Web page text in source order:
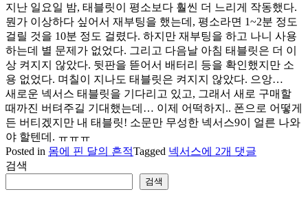
지난 일요일 밤, 태블릿이 평소보다 훨씬 더 느리게 작동했다.
뭔가 이상하다 싶어서 재부팅을 했는데, 평소라면 1~2분 정도
걸릴 것을 10분 정도 걸렸다. 하지만 재부팅을 하고 나니 사용
하는데 별 문제가 없었다. 그리고 다음날 아침 태블릿은 더 이
상 켜지지 않았다. 뒷판을 뜯어서 배터리 등을 확인했지만 소
용 없었다. 며칠이 지나도 태블릿은 켜지지 않았다. 으앙…
새로운 넥서스 태블릿을 기다리고 있고, 그래서 새로 구매할
때까진 버텨주길 기대했는데… 이제 어떡하지.. 폰으로 어떻게
든 버티겠지만 내 태블릿! 소문만 무성한 넥서스9이 얼른 나와
야 할텐데. ㅠㅠㅠ
Posted in 몸에 핀 달의 흔적Tagged 넥서스태
에 2개 댓글
검색
검색